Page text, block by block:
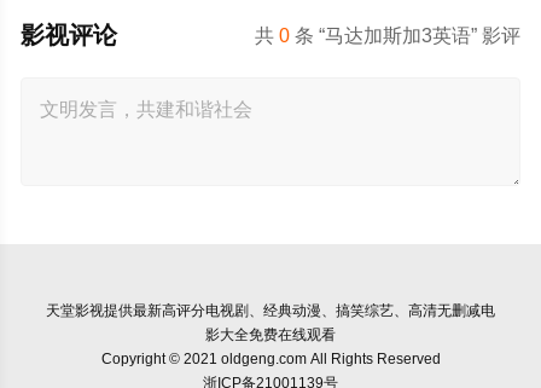
共0 条 “马达加斯加3英语” 影评
影视评论
天堂影视提供最新高评分电视剧、经典动漫、搞笑综艺、高清无删减电
影大全免费在线观看
Copyright © 2021 oldgeng.com All Rights Reserved
浙ICP备21001139号